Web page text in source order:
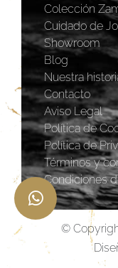
Colección
Cuidado de
Showroom
Blog
Nuestra
Contacto
Aviso Legal
Política de
Política de
Términos y
Condiciones
©